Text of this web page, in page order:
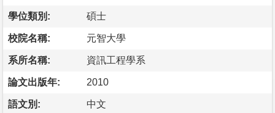
學位類別: 碩士
校院名稱: 元智大學
系所名稱: 資訊工程學系
論文出版年: 2010
語文別: 中文